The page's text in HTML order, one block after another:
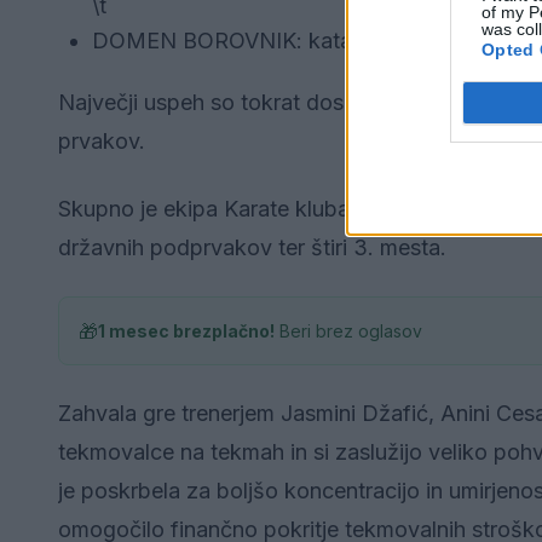
of my
was
Opted
\t
DOMEN BOROVNIK: kata ml. člani - 3.
Največji uspeh so tokrat dosegli Nik Borovnik,
prvakov.
Skupno je ekipa Karate kluba Velenje osvojila
državnih podprvakov ter štiri 3. mesta.
🎁1 mesec brezplačno! Beri brez oglasov
Zahvala gre trenerjem Jasmini Džafić, Anini
tekmovalce na tekmah in si zaslužijo veliko
je poskrbela za boljšo koncentracijo in
omogočilo finančno pokritje tekmovalnih